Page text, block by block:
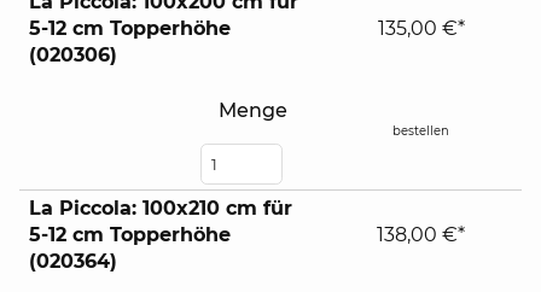
5-12 cm Topperhöhe
(020306)
Menge
135,00 €*
bestellen
La Piccola: 100x210 cm für
5-12 cm Topperhöhe
(020364)
138,00 €*